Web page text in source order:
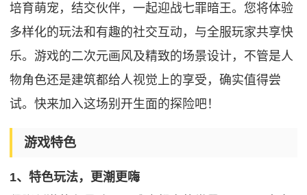
培育萌宠，结交伙伴，一起迎战七罪暗王。您将体验
多样化的玩法和有趣的社交互动，与全服玩家共享快
乐。游戏的二次元画风及精致的场景设计，不管是人
物角色还是建筑都给人视觉上的享受，确实值得尝
试。快来加入这场别开生面的探险吧！
游戏特色
1、特色玩法，更潮更嗨